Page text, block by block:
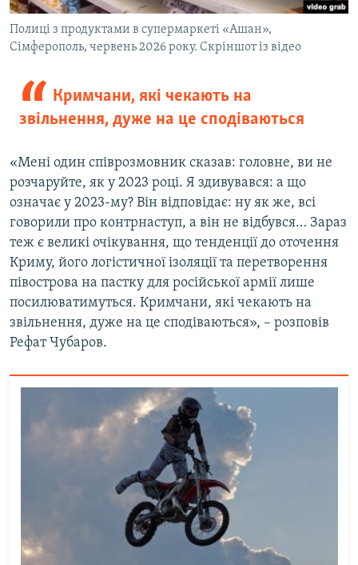
Полиці з продуктами в супермаркеті «Ашан»,
Сімферополь, червень 2026 року. Скріншот із відео
Кримчани, які чекають на
звільнення, дуже на це сподіваються
«Мені один співрозмовник сказав: головне, ви не
розчаруйте, як у 2023 році. Я здивувався: а що
означає у 2023-му? Він відповідає: ну як же, всі
говорили про контрнаступ, а він не відбувся… Зараз
теж є великі очікування, що тенденції до оточення
Криму, його логістичної ізоляції та перетворення
півострова на пастку для російської армії лише
посилюватимуться. Кримчани, які чекають на
звільнення, дуже на це сподіваються», – розповів
Рефат Чубаров.